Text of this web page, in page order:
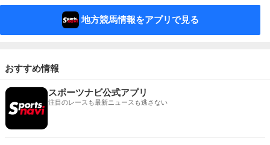
地方競馬情報をアプリで見る
おすすめ情報
スポーツナビ公式アプリ
注目のレースも最新ニュースも逃さない